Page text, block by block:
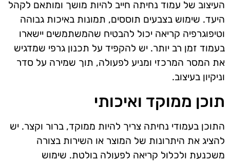
העיצוב של עמוד נחיתה חייב להיות מושך ומותאם לקהל
היעד. שימוש בצבעים תוססים, תמונות באיכות גבוהה
וטיפוגרפיה קריאה יכול להבטיח שהמשתמשים יישארו
בעמוד זמן רב יותר. יש להקפיד על תכנון גרפי שמדגיש
את המסר המרכזי ומניע לפעולה, תוך שמירה על סדר
וניקיון בעיצוב.
תוכן ממוקד ואיכותי
התוכן בעמודי נחיתה צריך להיות ממוקד, ברור וקצר. יש
להציג את היתרונות של המוצר או השירות בצורה
משכנעת ולכלול קריאה לפעולה בולטת. שימוש